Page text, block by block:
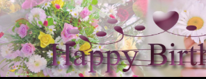
コ
ン
テ
ン
ツ